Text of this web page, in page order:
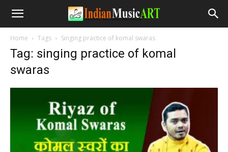
Home Tags Singing practice of komal swaras
Tag: singing practice of komal
swaras